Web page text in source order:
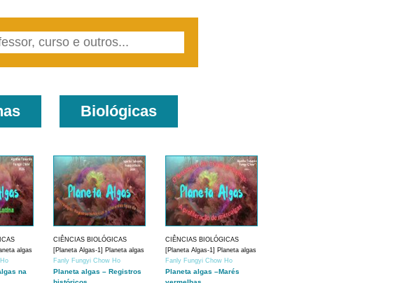
Biológicas
algas
na
CIÊNCIAS BIOLÓGICAS
[Planeta Algas-1] Planeta algas
Fanly Fungyi Chow Ho
Planeta algas – Registros
CIÊNCIAS BIOLÓGICAS
[Planeta Algas-1] Planeta algas
Fanly Fungyi Chow Ho
Planeta algas –Marés